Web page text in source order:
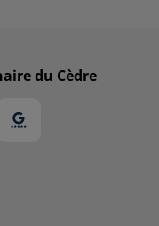
du Cèdre